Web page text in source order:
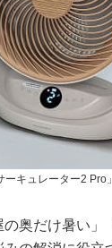
キュレーター2 Pro」
奥だけ暑い」